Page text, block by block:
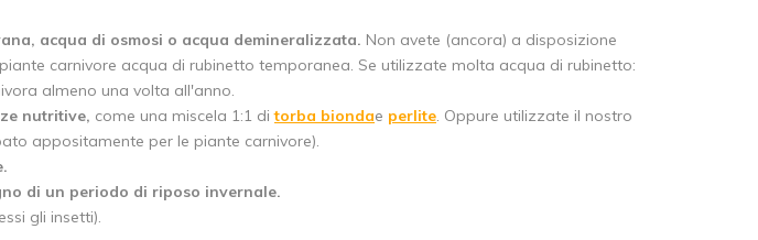
acqua di osmosi o acqua demineralizzata. Non avete (ancora) a disposizione
carnivore acqua di rubinetto temporanea. Se utilizzate molta acqua di rubinetto:
almeno una volta all'anno.
nutritive, come una miscela 1:1 ditorba biondae perlite. Oppure utilizzate il nostro
appositamente per le piante carnivore).
di un periodo di riposo invernale.
gli insetti).